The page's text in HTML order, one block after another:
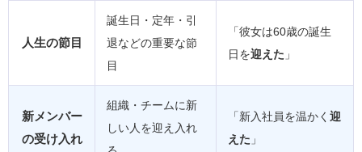
人生の節目
誕生日・定年・引
退などの重要な節
目
「彼女は60歳の誕生
日を迎えた 」
新メンバー
の受け入れ
組織・チームに新
しい人を迎え入れ
「新入社員を温かく 迎
えた 」